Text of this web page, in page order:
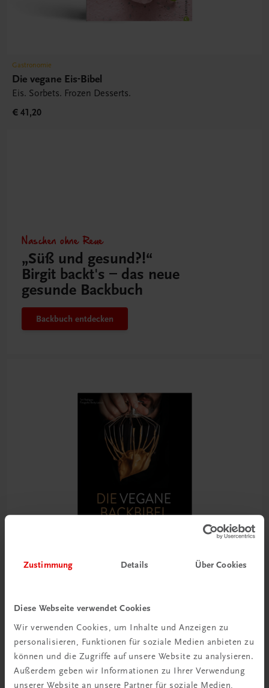
Zustimmung Details Über Cookies
Diese Webseite verwendet Cookies
Wir verwenden Cookies, um Inhalte und Anzeigen zu
personalisieren, Funktionen für soziale Medien anbieten zu
können und die Zugriffe auf unsere Website zu analysieren.
Außerdem geben wir Informationen zu Ihrer Verwendung
unserer Website an unsere Partner für soziale Medien,
Gastronomie
Die vegane Eis-Bibel
Eis. Sorbets. Frozen Desserts.
€ 41,20
Naschen ohne Reue
„Süß und gesund?!“
Birgit backt's – das neue
gesunde Backbuch
Backbuch entdecken
Die vegane Backbibel
100 internationale Rezepte der modernen Patisserie
€ 51,40